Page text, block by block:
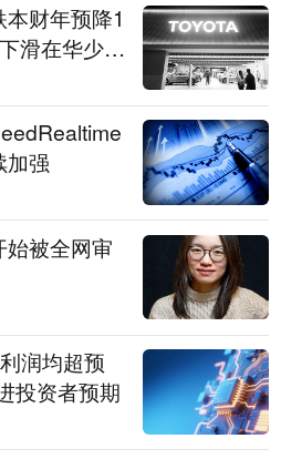
财年预降1
滑在华少卖
加强
被全网审
润均超预
投资者预期